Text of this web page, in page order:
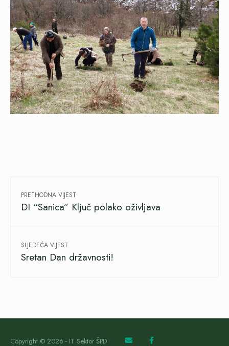
PRETHODNA VIJEST
DI “Sanica” Ključ polako oživljava
SLJEDEĆA VIJEST
Sretan Dan državnosti!
Copyright © 2026 - IT Sektor ŠPD